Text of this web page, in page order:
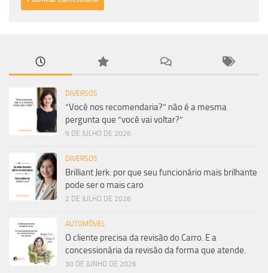
DIVERSOS
“Você nos recomendaria?” não é a mesma
pergunta que “você vai voltar?”
9 DE JULHO DE 2026
DIVERSOS
Brilliant Jerk: por que seu funcionário mais brilhante
pode ser o mais caro
2 DE JULHO DE 2026
AUTOMÓVEL
O cliente precisa da revisão do Carro. E a
concessionária da revisão da forma que atende.
30 DE JUNHO DE 2026